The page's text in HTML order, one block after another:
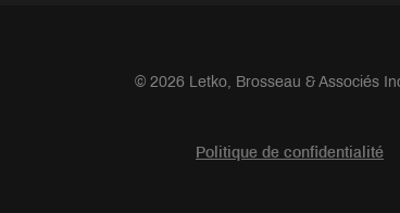
© 2026 Letko, Brosseau & Associés
Politique de confidentialité